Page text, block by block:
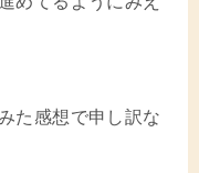
た感想で申し訳な